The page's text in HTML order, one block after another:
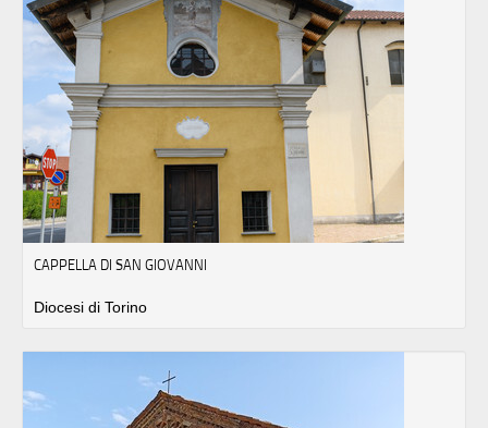
CAPPELLA DI SAN GIOVANNI
Diocesi di Torino